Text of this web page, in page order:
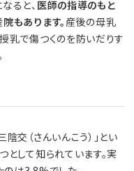
ると、 医師の指導のもと
もあります。 産後の母乳
乳で傷つくのを防いだりす
交（さんいんこう）」とい
として知られています。実